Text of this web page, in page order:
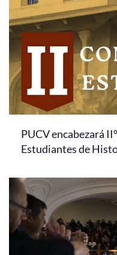
PUCV encabezará
Estudiantes de